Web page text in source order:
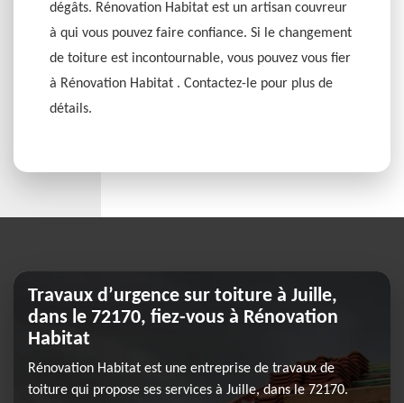
dégâts. Rénovation Habitat est un artisan couvreur
à qui vous pouvez faire confiance. Si le changement
de toiture est incontournable, vous pouvez vous fier
à Rénovation Habitat . Contactez-le pour plus de
détails.
Travaux d’urgence sur toiture à Juille,
dans le 72170, fiez-vous à Rénovation
Habitat
Rénovation Habitat est une entreprise de travaux de
toiture qui propose ses services à Juille, dans le 72170.